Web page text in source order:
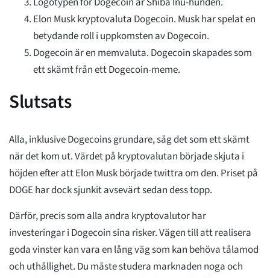
Elon Musk kryptovaluta Dogecoin. Musk har spelat en
betydande roll i uppkomsten av Dogecoin.
Dogecoin är en memvaluta. Dogecoin skapades som
ett skämt från ett Dogecoin-meme.
Slutsats
Alla, inklusive Dogecoins grundare, såg det som ett skämt
när det kom ut. Värdet på kryptovalutan började skjuta i
höjden efter att Elon Musk började twittra om den. Priset på
DOGE har dock sjunkit avsevärt sedan dess topp.
Därför, precis som alla andra kryptovalutor har
investeringar i Dogecoin sina risker. Vägen till att realisera
goda vinster kan vara en lång väg som kan behöva tålamod
och uthållighet. Du måste studera marknaden noga och